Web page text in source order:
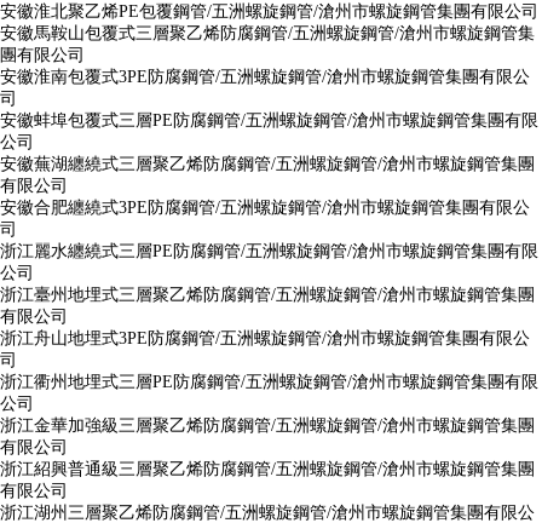
安徽淮北聚乙烯PE包覆鋼管/五洲螺旋鋼管/滄州市螺旋鋼管集團有限公司
安徽馬鞍山包覆式三層聚乙烯防腐鋼管/五洲螺旋鋼管/滄州市螺旋鋼管集
團有限公司
安徽淮南包覆式3PE防腐鋼管/五洲螺旋鋼管/滄州市螺旋鋼管集團有限公
司
安徽蚌埠包覆式三層PE防腐鋼管/五洲螺旋鋼管/滄州市螺旋鋼管集團有限
公司
安徽蕪湖纏繞式三層聚乙烯防腐鋼管/五洲螺旋鋼管/滄州市螺旋鋼管集團
有限公司
安徽合肥纏繞式3PE防腐鋼管/五洲螺旋鋼管/滄州市螺旋鋼管集團有限公
司
浙江麗水纏繞式三層PE防腐鋼管/五洲螺旋鋼管/滄州市螺旋鋼管集團有限
公司
浙江臺州地埋式三層聚乙烯防腐鋼管/五洲螺旋鋼管/滄州市螺旋鋼管集團
有限公司
浙江舟山地埋式3PE防腐鋼管/五洲螺旋鋼管/滄州市螺旋鋼管集團有限公
司
浙江衢州地埋式三層PE防腐鋼管/五洲螺旋鋼管/滄州市螺旋鋼管集團有限
公司
浙江金華加強級三層聚乙烯防腐鋼管/五洲螺旋鋼管/滄州市螺旋鋼管集團
有限公司
浙江紹興普通級三層聚乙烯防腐鋼管/五洲螺旋鋼管/滄州市螺旋鋼管集團
有限公司
浙江湖州三層聚乙烯防腐鋼管/五洲螺旋鋼管/滄州市螺旋鋼管集團有限公